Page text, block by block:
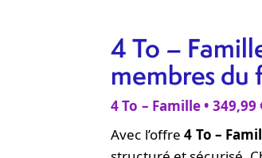
4 To –
membres du
4 To – Famille • 349,99
Avec l’offre4 To –